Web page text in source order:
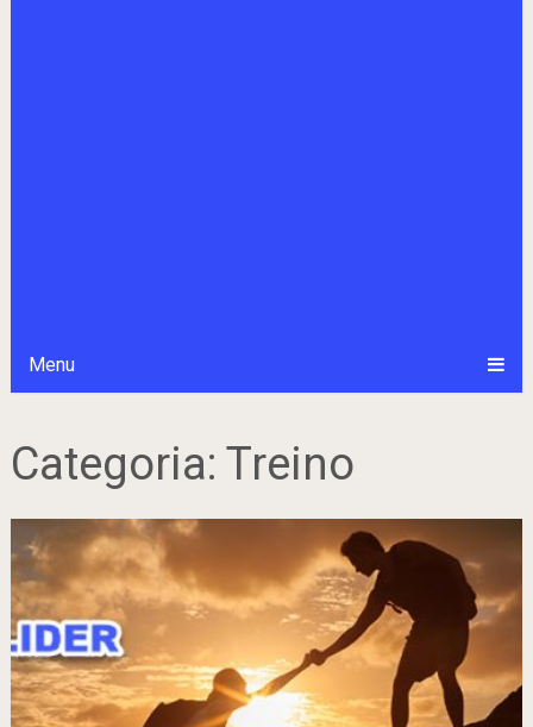
Menu
Categoria: Treino